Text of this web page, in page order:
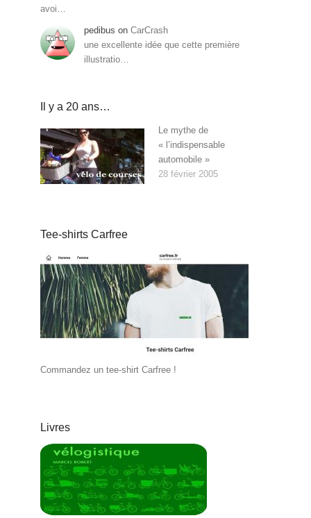
avoi…
pedibus on CarCrash
une excellente idée que cette première
illustratio…
Il y a 20 ans…
Le mythe de
« l’indispensable
automobile »
28 février 2005
Tee-shirts Carfree
Commandez un tee-shirt Carfree !
Livres